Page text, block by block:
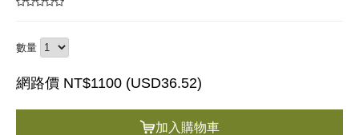
數量
網路價 NT$1100 (USD36.52)
加入購物車